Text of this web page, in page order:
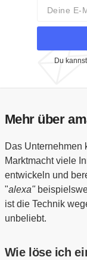
Du
Mehr über
Das Unternehmen
Marktmacht viele
entwickeln und
"alexa"
ist die Technik
unbeliebt.
Wie löse ich